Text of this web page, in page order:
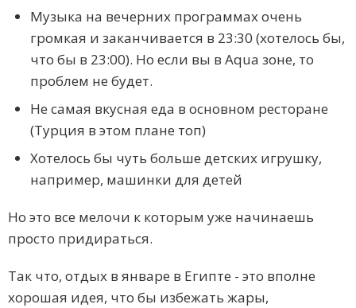
Музыка на вечерних программах очень
громкая и заканчивается в 23:30 (хотелось бы,
что бы в 23:00). Но если вы в Aqua зоне, то
проблем не будет.
Не самая вкусная еда в основном ресторане
(Турция в этом плане топ)
Хотелось бы чуть больше детских игрушку,
например, машинки для детей
Но это все мелочи к которым уже начинаешь
просто придираться.
Так что, отдых в январе в Египте - это вполне
хорошая идея, что бы избежать жары,